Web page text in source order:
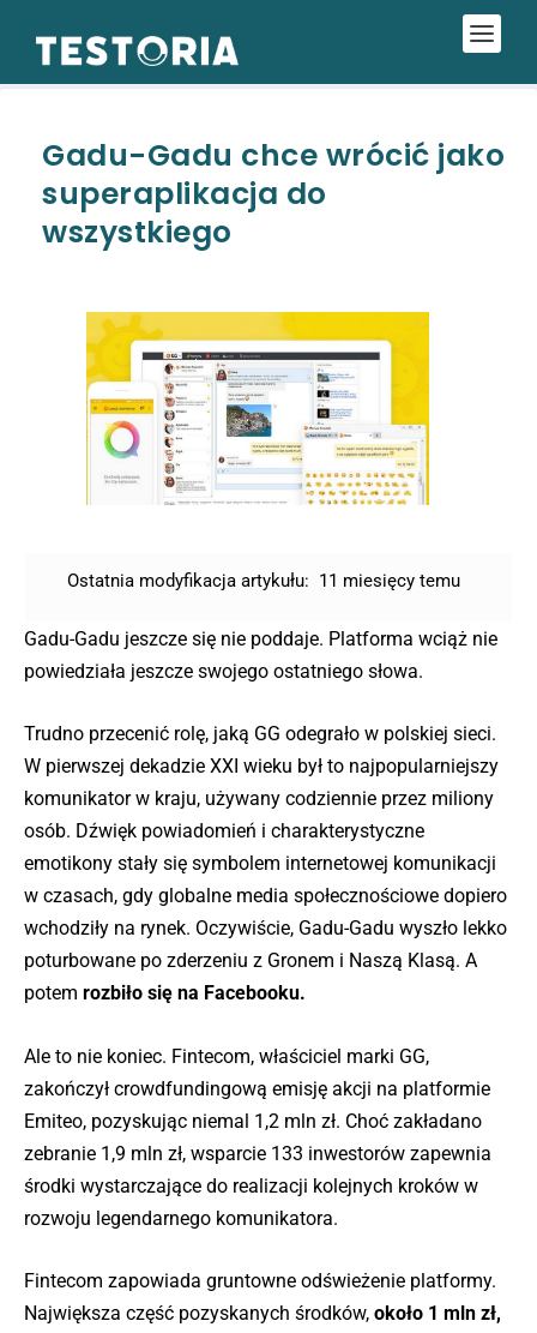
Gadu-Gadu chce wrócić jako
superaplikacja do
wszystkiego
Ostatnia modyfikacja artykułu: 11 miesięcy temu
Gadu-Gadu jeszcze się nie poddaje. Platforma wciąż nie
powiedziała jeszcze swojego ostatniego słowa.
Trudno przecenić rolę, jaką GG odegrało w polskiej sieci.
W pierwszej dekadzie XXI wieku był to najpopularniejszy
komunikator w kraju, używany codziennie przez miliony
osób. Dźwięk powiadomień i charakterystyczne
emotikony stały się symbolem internetowej komunikacji
w czasach, gdy globalne media społecznościowe dopiero
wchodziły na rynek. Oczywiście, Gadu-Gadu wyszło lekko
poturbowane po zderzeniu z Gronem i Naszą Klasą. A
potem rozbiło się na Facebooku.
Ale to nie koniec. Fintecom, właściciel marki GG,
zakończył crowdfundingową emisję akcji na platformie
Emiteo, pozyskując niemal 1,2 mln zł. Choć zakładano
zebranie 1,9 mln zł, wsparcie 133 inwestorów zapewnia
środki wystarczające do realizacji kolejnych kroków w
rozwoju legendarnego komunikatora.
Fintecom zapowiada gruntowne odświeżenie platformy.
Największa część pozyskanych środków, około 1 mln zł,